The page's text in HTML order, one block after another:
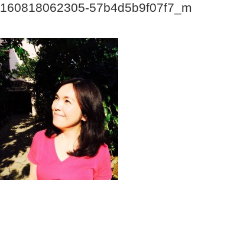
160818062305-57b4d5b9f07f7_m